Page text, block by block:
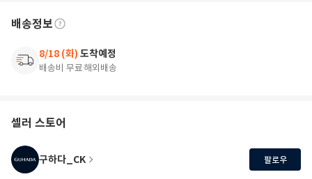
배송정보
8/18 (화) 도착예정
배송비 무료해외배송
셀러 스토어
구하다_CK 팔로우